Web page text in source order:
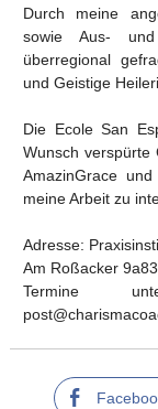
Durch meine
sowie Aus-
überregional
und Geistige
Die Ecole San
Wunsch
AmazinGrace
meine Arbeit zu
Adresse:
Am Roßacker
Termine